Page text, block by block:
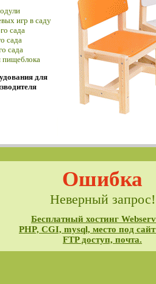
игр в саду
сада
сада
сада
пищеблока
для
Ошибка
Неверный запрос!
Бесплатный хостинг
PHP, CGI, mysql, место под
FTP доступ, почта.